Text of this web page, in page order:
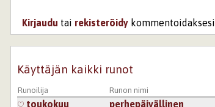
Kirjaudu tai rekisteröidy kommentoidaksesi
Käyttäjän kaikki runot
Runoilija Runon nimi
toukokuu perhepäivällinen